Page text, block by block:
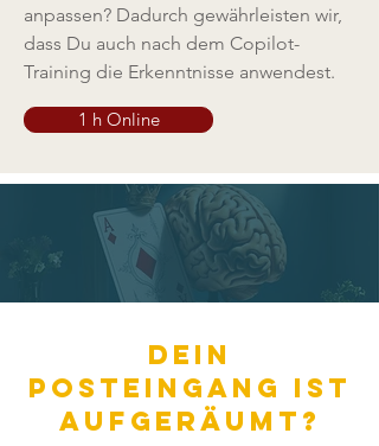
anpassen? Dadurch gewährleisten wir,
dass Du auch nach dem Copilot-
Training die Erkenntnisse anwendest.
1 h Online
Dein
posteingang ist
aufgeräumt?